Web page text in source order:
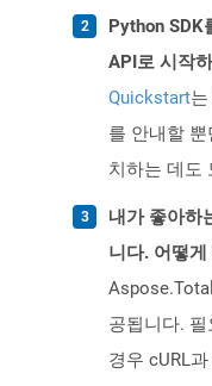
Python SDK
API로 시작
Quickstart
를 안내할
치하는 데도
내가 좋아하
니다. 어떻
공됩니다.
경우 cURL